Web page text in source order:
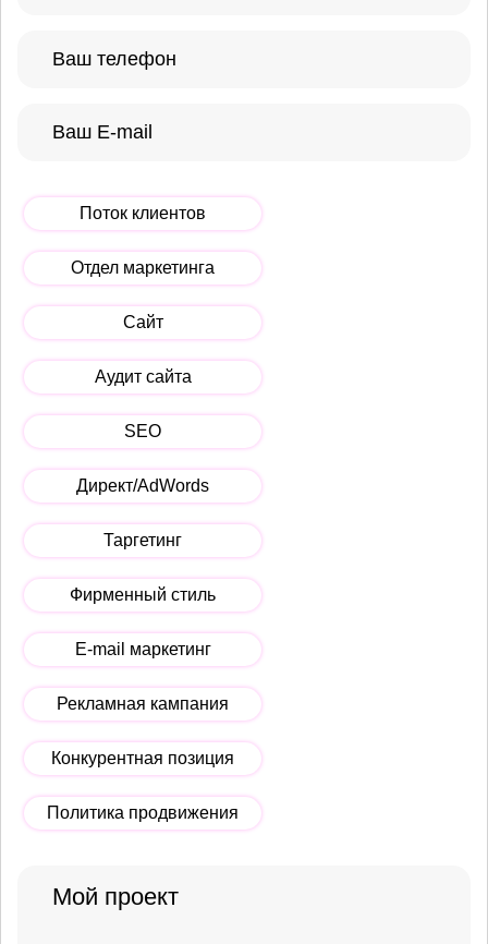
Поток клиентов
Отдел маркетинга
Сайт
Аудит сайта
SEO
Директ/AdWords
Таргетинг
Фирменный стиль
E-mail маркетинг
Рекламная кампания
Конкурентная позиция
Политика продвижения